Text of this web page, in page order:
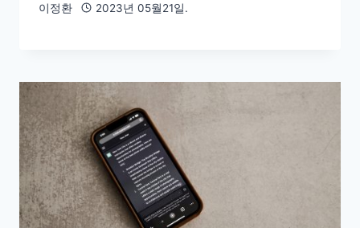
이정환 2023년 05월21일.